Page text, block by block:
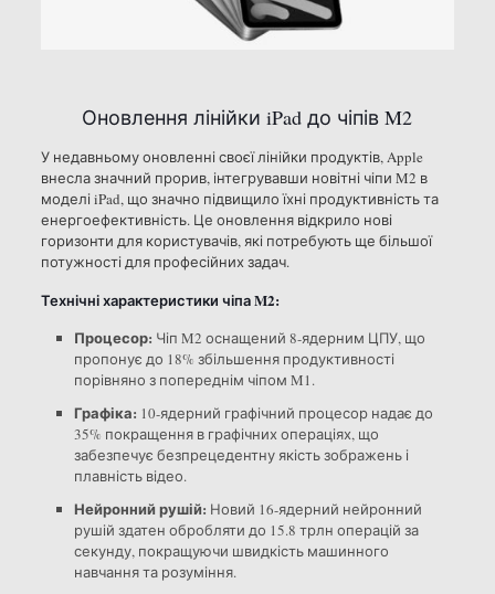
Оновлення лінійки iPad до чіпів M2
У недавньому оновленні своєї лінійки продуктів, Apple
внесла значний прорив, інтегрувавши новітні чіпи M2 в
моделі iPad, що значно підвищило їхні продуктивність та
енергоефективність. Це оновлення відкрило нові
горизонти для користувачів, які потребують ще більшої
потужності для професійних задач.
Технічні характеристики чіпа M2:
Процесор: Чіп M2 оснащений 8-ядерним ЦПУ, що
пропонує до 18% збільшення продуктивності
порівняно з попереднім чіпом M1.
Графіка: 10-ядерний графічний процесор надає до
35% покращення в графічних операціях, що
забезпечує безпрецедентну якість зображень і
плавність відео.
Нейронний рушій: Новий 16-ядерний нейронний
рушій здатен обробляти до 15.8 трлн операцій за
секунду, покращуючи швидкість машинного
навчання та розуміння.